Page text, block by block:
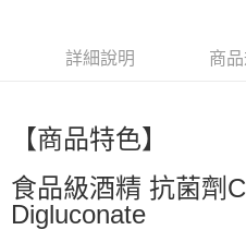
每筆NT$60，滿NT$499(含以上)
每筆NT$60，滿NT$499(含以上)
付款後萊爾富取貨
每筆NT$60，滿NT$499(含以上)
詳細說明 商
【商品特色】
食品級酒精 抗菌劑
Digluconate